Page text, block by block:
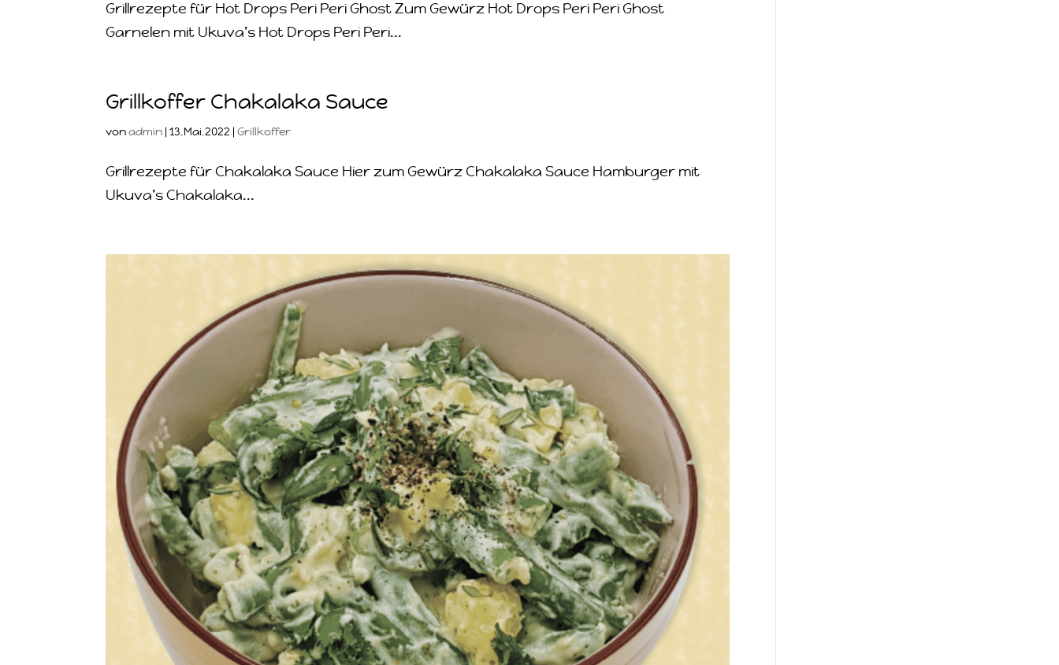
Grillrezepte für Hot Drops Peri Peri Ghost Zum Gewürz Hot Drops Peri Peri Ghost
Garnelen mit Ukuva’s Hot Drops Peri Peri...
Grillkoffer Chakalaka Sauce
vonadmin |13.Mai.2022 |Grillkoffer
Grillrezepte für Chakalaka Sauce Hier zum Gewürz Chakalaka Sauce Hamburger mit
Ukuva’s Chakalaka...